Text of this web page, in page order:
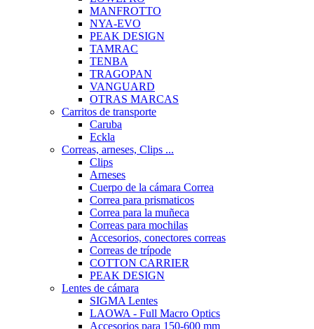
MANFROTTO
NYA-EVO
PEAK DESIGN
TAMRAC
TENBA
TRAGOPAN
VANGUARD
OTRAS MARCAS
Carritos de transporte
Caruba
Eckla
Correas, arneses, Clips ...
Clips
Arneses
Cuerpo de la cámara Correa
Correa para prismaticos
Correa para la muñeca
Correas para mochilas
Accesorios, conectores correas
Correas de trípode
COTTON CARRIER
PEAK DESIGN
Lentes de cámara
SIGMA Lentes
LAOWA - Full Macro Optics
Accesorios para 150-600 mm